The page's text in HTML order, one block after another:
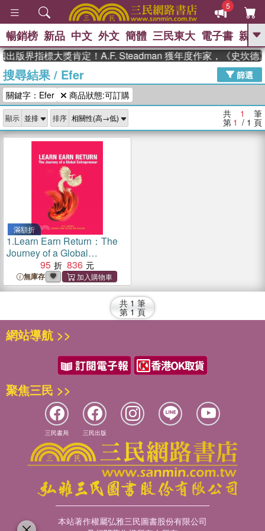
5
GO
The Odyssey 、
父親節 、 如果歷史是一群喵 、 暑期
推薦
念華 、 台灣的李登輝時代 、 數學女
孩：黎曼猜想
偉大的迷走神經
暢銷榜 新品 中文 外文 簡體 三民東大 電子書 親子
版界指標大獎肯定！A.F. Steadman 獲年度作家，《史坎德
搜尋結果/ Efer
篩選
關鍵字：Efer
商品狀態:可訂購
顯示 排序 共 1 筆
第 1 / 1 頁
滿額折
1.Learn Earn Return：The
Journey of a Global
Entrepreneur
95 836
無庫存
共 1 筆
第 1 頁
網站導航 >>
聚焦三民 >>
三民書局 三民出版
本站著作權屬弘雅三民圖書股份有限公司